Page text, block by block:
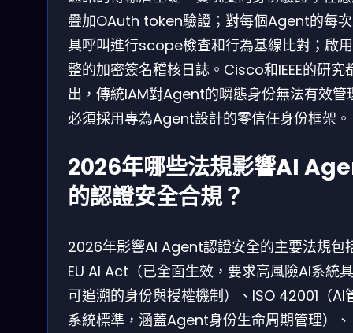
疊加OAuth token驗證；對每個Agent的每
具呼叫進行scope檢查和行為基線比對；啟
整的加密簽名稽核日誌。Cisco和IEEE的研究
出，傳統IAM對Agent的瞬態身份無法有效管
必須採用專為Agent設計的零信任身份框架。
2026年哪些法規影響AI
的認證安全合規？
2026年影響AI Agent認證安全的主要法規包
EU AI Act（已全面生效，要求高風險AI系統
可追溯的身份與授權機制）、ISO 42001（AI
系統標準，涵蓋Agent身份生命周期管理）、